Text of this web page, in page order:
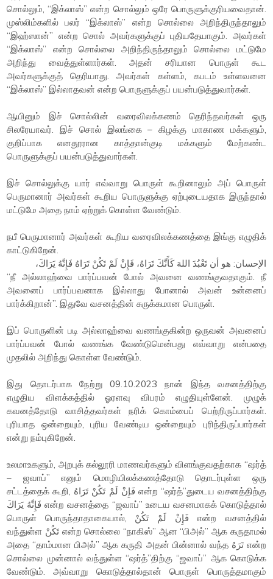
சொல்லும், “இக்லாஸ்” என்ற சொல்லும் ஒரே பொருளுக்குரியவைதான்.
முஸ்லிம்களில் பலர் “இக்லாஸ்” என்ற சொல்லை அறிந்திருந்தாலும்
“இஹ்ஸான்” என்ற சொல் அவர்களுக்குப் புதியதேயாகும். அவர்கள்
“இக்லாஸ்” என்ற சொல்லை அறிந்திருந்தாலும் சொல்லை மட்டுமே
அறிந்து வைத்துள்ளார்கள். அதன் சரியான பொருள் கூட
அவர்களுக்குத் தெரியாது. அவர்கள் கள்ளம், கபடம் உள்ளவனை
“இக்லாஸ்” இல்லாதவன் என்ற பொருளுக்குப் பயன்படுத்துவார்கள்.
ஆயினும் இச் சொல்லின் வரைவிலக்கணம் தெரிந்தவர்கள் ஒரு
சிலரேயாவர். இச் சொல் இலங்கை – கிழக்கு மாகாண மக்களும்,
குறிப்பாக எனதூரான காத்தான்குடி மக்களும் மேற்கண்ட
பொருளுக்குப் பயன்படுத்துவார்கள்.
இச் சொல்லுக்கு யார் எவ்வாறு பொருள் கூறினாலும் அப் பொருள்
பெருமானார் அவர்கள் கூறிய பொருளுக்கு ஏற்புடையதாக இருந்தால்
மட்டுமே அதை நாம் ஏற்றுக் கொள்ள வேண்டும்.
நபீ பெருமானார் அவர்கள் கூறிய வரைவிலக்கணத்தை இங்கு எழுதிக்
காட்டுகிறேன்.
الإحسان: هو أن تَعْبُدَ اللهَ كَأَنَّكَ تَرَاهُ، فَإِنْ لَمْ تَكُنْ تَرَاهُ فَإِنَّهُ يَرَاكَ،
“நீ அல்லாஹ்வை பார்ப்பவன் போல் அவனை வணங்குவதாகும். நீ
அவனைப் பார்ப்பவனாக இல்லாது போனால் அவன் உன்னைப்
பார்க்கிறான்”. இதுவே வசனத்தின் சுருக்கமான பொருள்.
இப் பொருளின் படி அல்லாஹ்வை வணங்குகின்ற ஒருவன் அவனைப்
பார்ப்பவன் போல் வணங்க வேண்டுமென்பது எவ்வாறு என்பதை
முதலில் அறிந்து கொள்ள வேண்டும்.
இது தொடர்பாக நேற்று 09.10.2023 நான் இந்த வசனத்திற்கு
எழுதிய விளக்கத்தில் ஓரளவு விபரம் எழுதியுள்ளேன். முழுக்
கவனத்தோடு வாசித்தவர்கள் நரிக் கொம்பைப் பெற்றிருப்பார்கள்.
புரியாத ஒன்றையும், புரிய வேண்டிய ஒன்றையும் புரிந்திருப்பார்கள்
என்று நம்புகிறேன்.
உலமாஉகளும், அறபுக் கல்லூரி மாணவர்களும் விளங்குவதற்காக “ஷர்த்
– ஜவாப்” எனும் மொழியிலக்கணத்தோடு தொடர்புள்ள ஒரு
சட்டத்தைக் கூறி, فَإِنْ لَمْ تَكُنْ تَرَاهُ என்ற “ஷர்த்”துடைய வசனத்திற்கு
فَإِنَّهُ يَرَاكَ என்ற வசனத்தை “ஜவாப்” உடைய வசனமாகக் கொடுத்தால்
பொருள் பொருந்தாதாகையால், فَإِنْ لَمْ تَكُنْ என்ற வசனத்தில்
வந்துள்ள تَكُنْ என்ற சொல்லை “நாகிஸ்” ஆன “பிஅல்” ஆக கருதாமல்
அதை “தாம்மான பிஅல்” ஆக கருதி அதன் பின்னால் வந்த تَرَهُ என்ற
சொல்லை முன்னால் வந்துள்ள “ஷர்த்”திற்கு “ஜவாப்” ஆக கொடுக்க
வேண்டும். அவ்வாறு கொடுத்தால்தான் பொருள் பொருத்தமாகும்